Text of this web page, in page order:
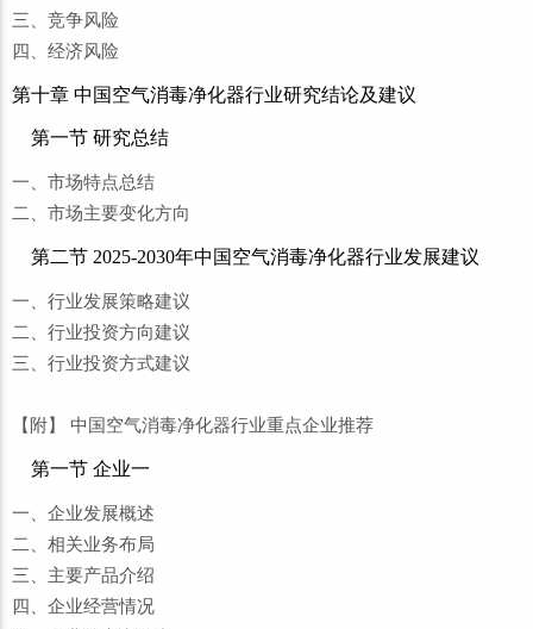
三、竞争风险
四、经济风险
第十章 中国空气消毒净化器行业研究结论及建议
第一节 研究总结
一、市场特点总结
二、市场主要变化方向
第二节 2025-2030年中国空气消毒净化器行业发展建议
一、行业发展策略建议
二、行业投资方向建议
三、行业投资方式建议
【附】 中国空气消毒净化器行业重点企业推荐
第一节 企业一
一、企业发展概述
二、相关业务布局
三、主要产品介绍
四、企业经营情况